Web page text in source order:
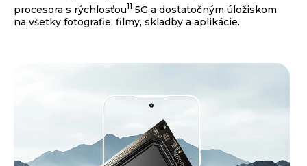
procesora s rýchlosťou11 5G a dostatočným úložiskom
na všetky fotografie, filmy, skladby a aplikácie.